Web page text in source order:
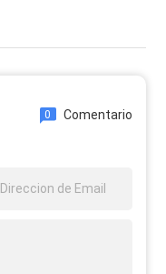
0 Comentario